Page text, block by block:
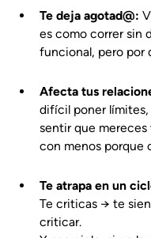
Te deja agotad@:
es como correr sin
funcional, pero por
Afecta tus
difícil poner límites,
sentir que mereces
con menos porque
Te atrapa en un
Te criticas → te
criticar.